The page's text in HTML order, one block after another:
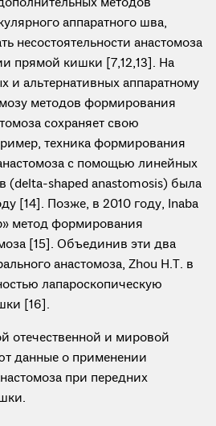
методов
аппаратного шва,
несостоятельности анастомоза
прямой кишки [7,12,13]. На
и альтернативных аппаратному
методов формирования
сохраняет свою
техника формирования
с помощью линейных
(delta-shaped anastomosis) была
[14]. Позже, в 2010 году, Inaba
метод формирования
[15]. Объединив эти два
анастомоза, Zhou H.T. в
лапароскопическую
[16].
отечественной и мировой
данные о применении
при передних